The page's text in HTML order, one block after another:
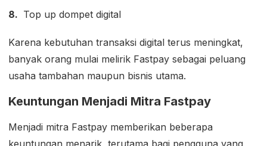
Top up dompet digital
Karena kebutuhan transaksi digital terus meningkat,
banyak orang mulai melirik Fastpay sebagai peluang
usaha tambahan maupun bisnis utama.
Keuntungan Menjadi Mitra Fastpay
Menjadi mitra Fastpay memberikan beberapa
keuntungan menarik, terutama bagi pengguna yang